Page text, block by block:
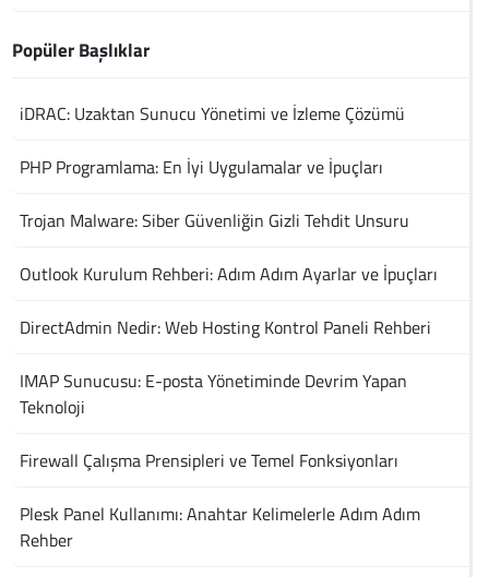
Popüler Başlıklar
iDRAC: Uzaktan Sunucu Yönetimi ve İzleme Çözümü
PHP Programlama: En İyi Uygulamalar ve İpuçları
Trojan Malware: Siber Güvenliğin Gizli Tehdit Unsuru
Outlook Kurulum Rehberi: Adım Adım Ayarlar ve İpuçları
DirectAdmin Nedir: Web Hosting Kontrol Paneli Rehberi
IMAP Sunucusu: E-posta Yönetiminde Devrim Yapan
Teknoloji
Firewall Çalışma Prensipleri ve Temel Fonksiyonları
Plesk Panel Kullanımı: Anahtar Kelimelerle Adım Adım
Rehber